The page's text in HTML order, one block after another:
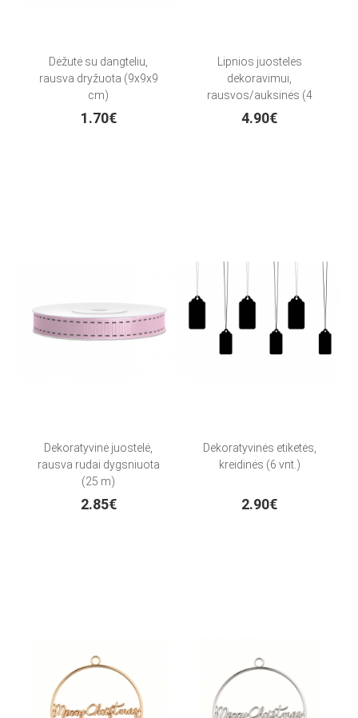
Dėžutė su dangteliu,
rausva dryžuota (9x9x9
cm)
1.70€
Lipnios juostelės
dekoravimui,
rausvos/auksinės (4
vnt./10 m)
4.90€
Dekoratyvinė juostelė,
rausva rudai dygsniuota
(25 m)
2.85€
Dekoratyvinės etiketės,
kreidinės (6 vnt.)
2.90€